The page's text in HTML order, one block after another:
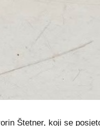
Štetner, koji se